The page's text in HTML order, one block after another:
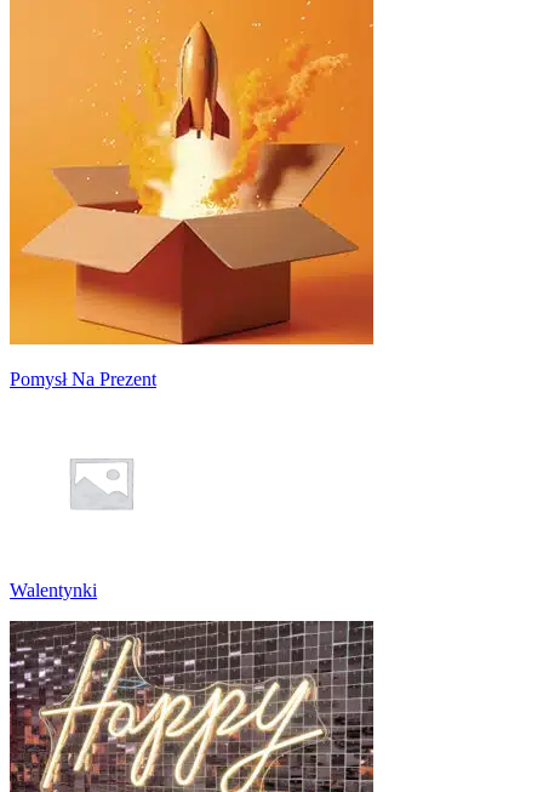
Pomysł Na Prezent
Walentynki